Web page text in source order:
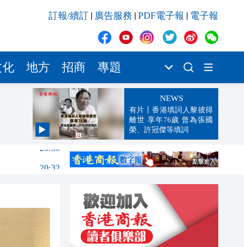
訂報/續訂 廣告服務 PDF電子報 電子報
化 地方 招商 專題
NEWS
有片丨香港填詞人黎彼得
離世 享年76歲 曾為張國
榮、許冠傑等填詞
20:50